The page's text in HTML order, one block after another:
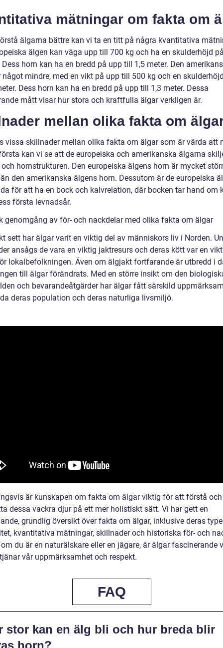
mätningar om fakta om
älgarna bättre kan vi ta en titt på några kvantitativa
älgen kan väga upp till 700 kg och ha en skulderhöjd
Dess horn kan ha en bredd på upp till 1,5 meter. Den
något mindre, med en vikt på upp till 500 kg och en
Dess horn kan ha en bredd på upp till 1,3 meter. Dessa
mått visar hur stora och kraftfulla älgar verkligen är.
mellan olika fakta om
vissa skillnader mellan olika fakta om älgar som är värda att
kan vi se att de europeiska och amerikanska älgarna
hornstrukturen. Den europeiska älgens horn är mycket
den amerikanska älgens horn. Dessutom är de europeiska
för att ha en bock och kalvrelation, där bocken tar hand om
första levnadsår.
genomgång av för- och nackdelar med olika fakta om älgar
sett har älgar varit en viktig del av människors liv i Norden.
ansågs de vara en viktig jaktresurs och deras kött var en
lokalbefolkningen. Även om älgjakt fortfarande är utbredd i
till älgar förändrats. Med en större insikt om den
och bevarandeåtgärder har älgar fått särskild
deras population och deras naturliga livsmiljö.
är kunskapen om fakta om älgar viktig för att förstå och
dessa vackra djur på ett mer holistiskt sätt. Vi har gett en
grundlig översikt över fakta om älgar, inklusive deras
kvantitativa mätningar, skillnader och historiska för- och
du är en naturälskare eller en jägare, är älgar fascinerande
vår uppmärksamhet och respekt.
FAQ
stor kan en älg bli och hur breda blir
horn?